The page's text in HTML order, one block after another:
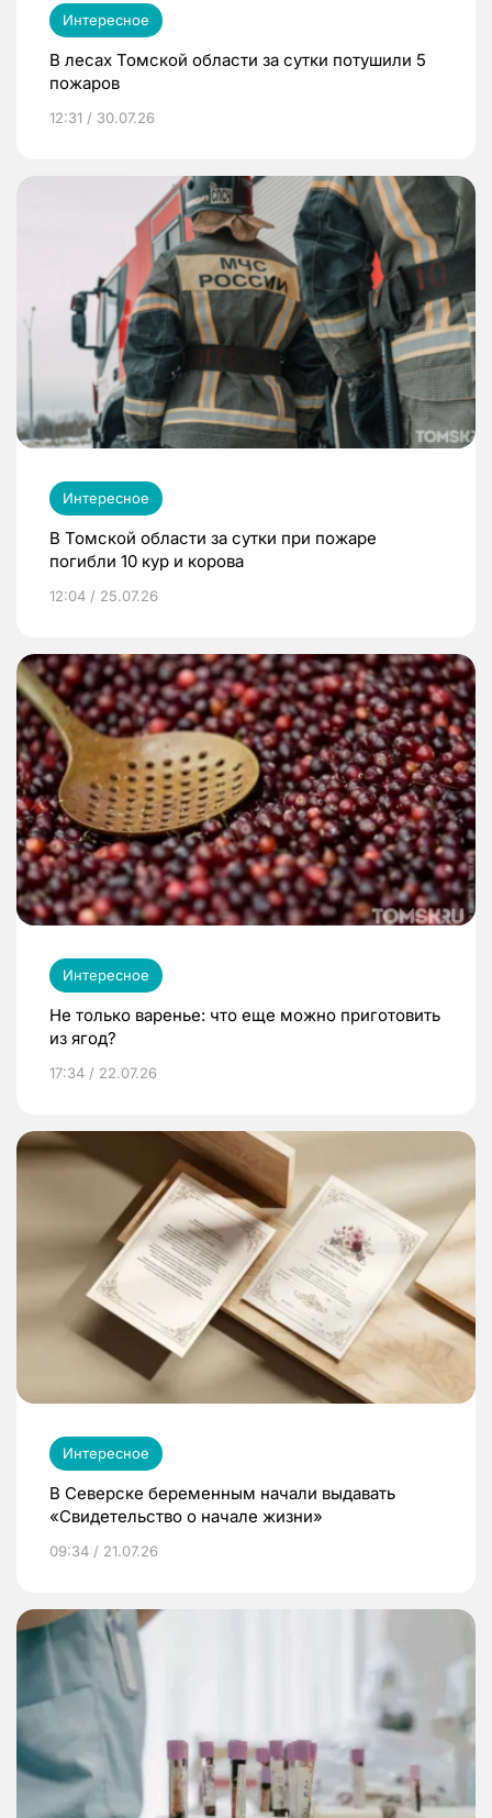
Интересное
В лесах Томской области за сутки потушили 5
пожаров
12:31 / 30.07.26
Интересное
В Томской области за сутки при пожаре
погибли 10 кур и корова
12:04 / 25.07.26
Интересное
Не только варенье: что еще можно приготовить
из ягод?
17:34 / 22.07.26
Интересное
В Северске беременным начали выдавать
«Свидетельство о начале жизни»
09:34 / 21.07.26